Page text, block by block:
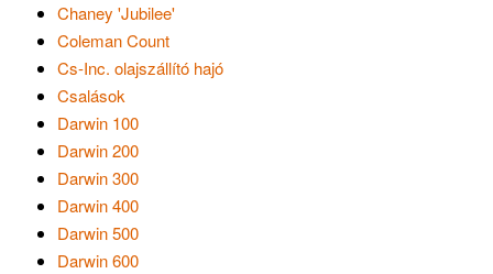
Chaney 'Jubilee'
Coleman Count
Cs-Inc. olajszállító hajó
Csalások
Darwin 100
Darwin 200
Darwin 300
Darwin 400
Darwin 500
Darwin 600